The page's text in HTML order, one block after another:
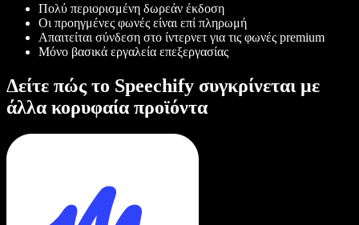
Πολύ περιορισμένη δωρεάν έκδοση
Οι προηγμένες φωνές είναι επί πληρωμή
Απαιτείται σύνδεση στο ίντερνετ για τις φωνές premium
Μόνο βασικά εργαλεία επεξεργασίας
Δείτε πώς το Speechify συγκρίνεται με
άλλα κορυφαία προϊόντα